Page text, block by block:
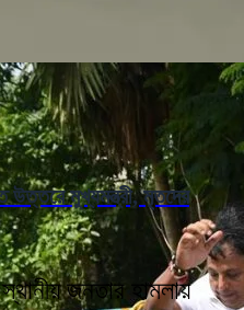
উত্তরে মুখ্যমন্ত্রী, মৃতদের
স্থানীয় জনতার হামলায়